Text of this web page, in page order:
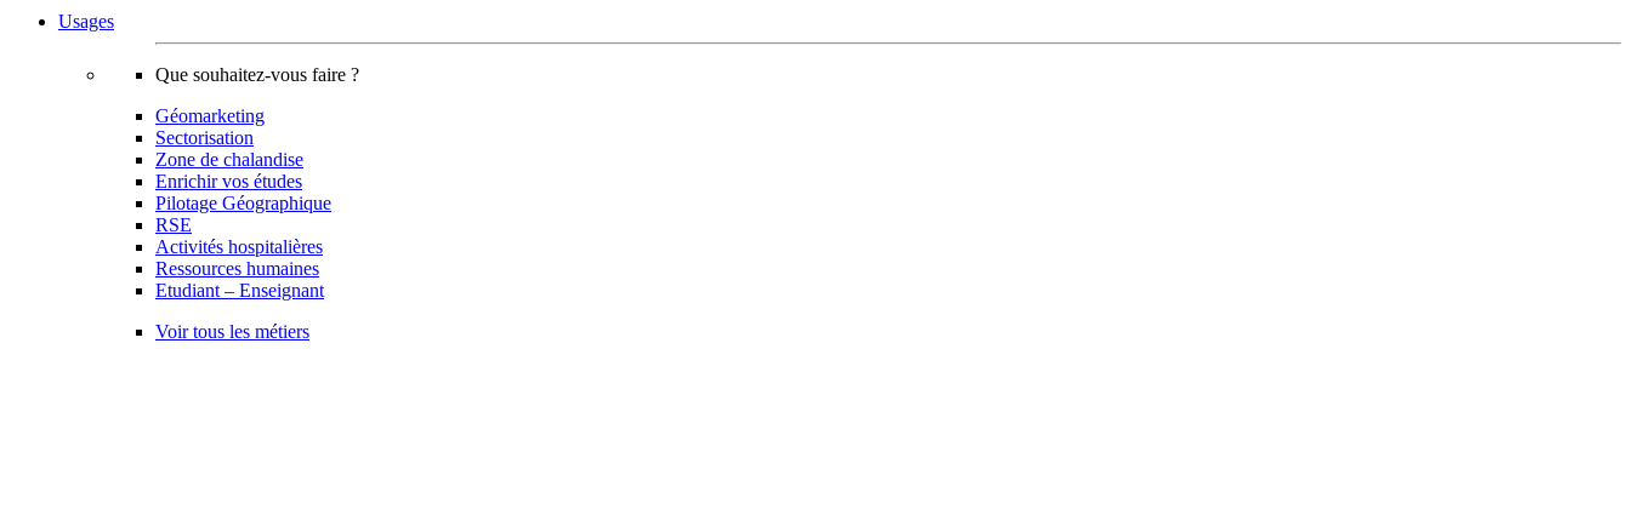
Usages
Que souhaitez-vous faire ?
Géomarketing
Sectorisation
Zone de chalandise
Enrichir vos études
Pilotage Géographique
RSE
Activités hospitalières
Ressources humaines
Etudiant – Enseignant
Voir tous les métiers